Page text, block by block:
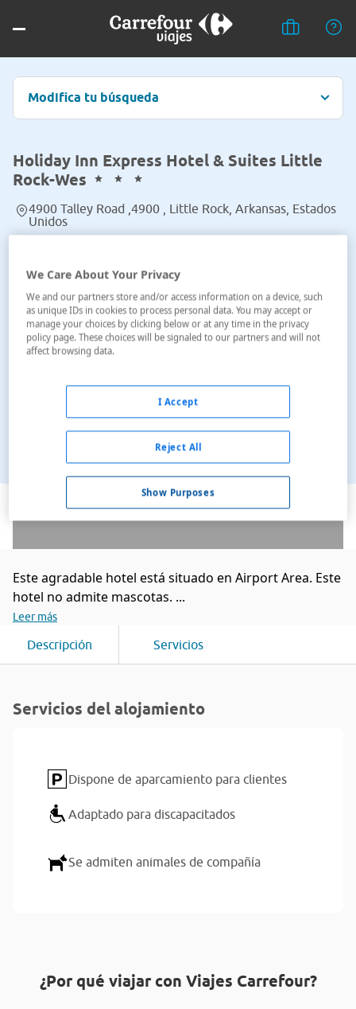
Modifica tu búsqueda
Holiday Inn Express Hotel & Suites Little
Rock-Wes
4900 Talley Road ,4900 , Little Rock, Arkansas, Estados
Unidos
Ver en el mapa
Este agradable hotel está situado en Airport Area. Este
hotel no admite mascotas. ...
Leer más
Descripción Servicios
Servicios del alojamiento
Dispone de aparcamiento para clientes
Adaptado para discapacitados
Se admiten animales de compañía
¿Por qué viajar con Viajes Carrefour?
We Care About Your Privacy
We and our partners store and/or access information on a device, such
as unique IDs in cookies to process personal data. You may accept or
manage your choices by clicking below or at any time in the privacy
policy page. These choices will be signaled to our partners and will not
affect browsing data.
Show Purposes
Reject All
I Accept